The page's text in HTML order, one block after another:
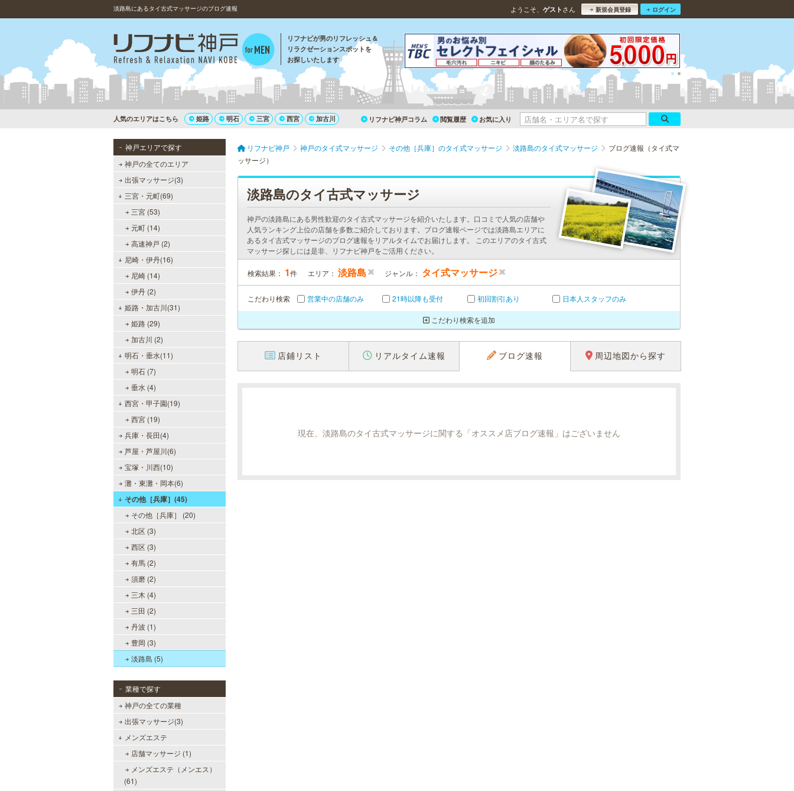
淡路島にあるタイ古式マッサージのブログ速報 ようこそ、 ゲスト さん 新規会員登録 ログイン
リフナビが男のリフレッシュ＆
リラクゼーションスポットを
お探しいたします
人気のエリアはこちら 姫路 明石 三宮 西宮 加古川 リフナビ神戸コラム 閲覧履歴 お気に入り
神戸エリアで探す
神戸の全てのエリア
出張マッサージ(3)
三宮・元町(69)
三宮 (53)
元町 (14)
高速神戸 (2)
尼崎・伊丹(16)
尼崎 (14)
伊丹 (2)
姫路・加古川(31)
姫路 (29)
加古川 (2)
明石・垂水(11)
明石 (7)
垂水 (4)
西宮・甲子園(19)
西宮 (19)
兵庫・長田(4)
芦屋・芦屋川(6)
宝塚・川西(10)
灘・東灘・岡本(6)
その他［兵庫］(45)
その他［兵庫］ (20)
北区 (3)
西区 (3)
有馬 (2)
須磨 (2)
三木 (4)
三田 (2)
丹波 (1)
豊岡 (3)
淡路島 (5)
業種で探す
神戸の全ての業種
出張マッサージ(3)
メンズエステ
店舗マッサージ (1)
メンズエステ（メンエス）
(61)
リフナビ神戸 神戸のタイ式マッサージ その他［兵庫］のタイ式マッサージ 淡路島のタイ式マッサージ
ブログ速報（タイ式マ
ッサージ）
淡路島のタイ古式マッサージ
神戸の淡路島にある男性歓迎のタイ古式マッサージを紹介いたします。口コミで人気の店舗や
人気ランキング上位の店舗を多数ご紹介しております。ブログ速報ページでは淡路島エリアに
あるタイ古式マッサージのブログ速報をリアルタイムでお届けします。 このエリアのタイ古式
マッサージ探しには是非、リフナビ神戸をご活用ください。
検索結果： 1件 エリア： 淡路島 ジャンル： タイ式マッサージ
こだわり検索 営業中の店舗のみ 21時以降も受付 初回割引あり 日本人スタッフのみ
こだわり検索を追加
店鋪リスト リアルタイム速報 ブログ速報 周辺地図から探す
現在、淡路島のタイ古式マッサージに関する「オススメ店ブログ速報」はございません